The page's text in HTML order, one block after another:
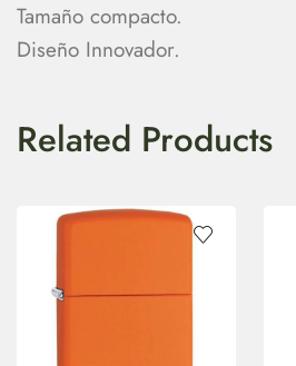
Tamaño compacto.
Diseño Innovador.
Related Products